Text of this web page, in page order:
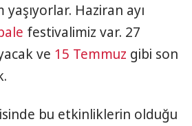
Haziran ayı
festivalimiz var. 27
ve 15 Temmuz gibi son
bu etkinliklerin olduğu